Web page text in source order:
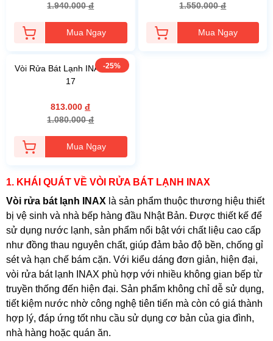
1.940.000đ
Mua Ngay
1.550.000đ
Mua Ngay
-25%
Vòi Rửa Bát Lạnh INAX SFV-
17
813.000đ
1.080.000đ
Mua Ngay
1. KHÁI QUÁT VỀ VÒI RỬA BÁT LẠNH INAX
Vòi rửa bát lạnh INAX là sản phẩm thuộc thương hiệu thiết
bị vệ sinh và nhà bếp hàng đầu Nhật Bản. Được thiết kế để
sử dụng nước lạnh, sản phẩm nổi bật với chất liệu cao cấp
như đồng thau nguyên chất, giúp đảm bảo độ bền, chống gỉ
sét và hạn chế bám cặn. Với kiểu dáng đơn giản, hiện đại,
vòi rửa bát lạnh INAX phù hợp với nhiều không gian bếp từ
truyền thống đến hiện đại. Sản phẩm không chỉ dễ sử dụng,
tiết kiệm nước nhờ công nghệ tiên tiến mà còn có giá thành
hợp lý, đáp ứng tốt nhu cầu sử dụng cơ bản của gia đình,
nhà hàng hoặc quán ăn.